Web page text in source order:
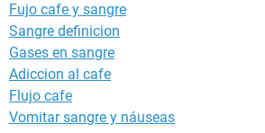
Fujo cafe y sangre
Sangre definicion
Gases en sangre
Adiccion al cafe
Flujo cafe
Vomitar sangre y náuseas